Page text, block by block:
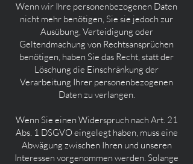
Wenn wir Ihre personenbezogenen Daten
nicht mehr benötigen, Sie sie jedoch zur
Ausübung, Verteidigung oder
Geltendmachung von Rechtsansprüchen
benötigen, haben Sie das Recht, statt der
Löschung die Einschränkung der
Verarbeitung Ihrer personenbezogenen
Daten zu verlangen.
Wenn Sie einen Widerspruch nach Art. 21
Abs. 1 DSGVO eingelegt haben, muss eine
Abwägung zwischen Ihren und unseren
Interessen vorgenommen werden. Solange